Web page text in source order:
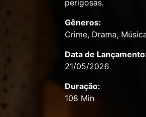
perigosas.
Gêneros:
Crime, Drama,
Data de
21/05/2026
Duração:
108 Min